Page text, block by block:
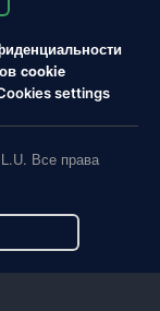
cookie
settings
Все права